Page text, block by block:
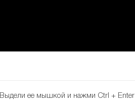
Выдели ее мышкой и нажми Ctrl + Enter